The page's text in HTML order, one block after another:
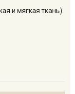
и мягкая ткань).